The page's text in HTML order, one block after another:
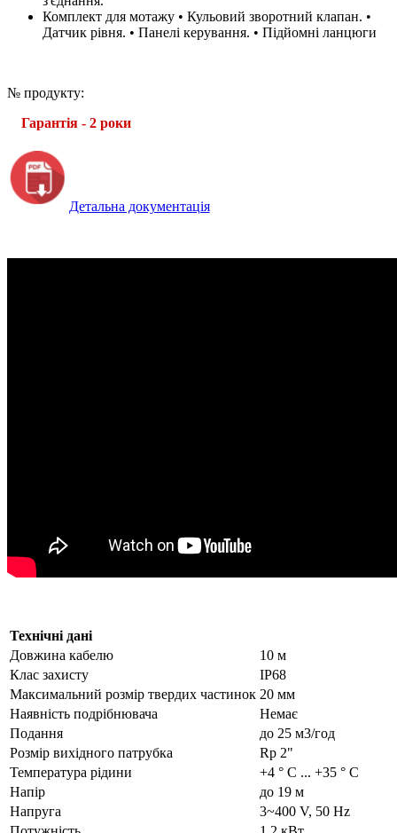
Комплект для мотажу • Кульовий зворотний клапан. •
Датчик рівня. • Панелі керування. • Підйомні ланцюги
№ продукту:
Гарантія - 2 роки
Детальна документація
Технічні дані
Довжина кабелю
10 м
Клас захисту
IP68
Максимальний розмір твердих частинок 20 мм
Наявність подрібнювача
Немає
Подання
до 25 м3/год
Розмір вихідного патрубка
Rp 2"
Температура рідини
+4 ° С ... +35 ° С
Напір
до 19 м
Напруга
3~400 V, 50 Hz